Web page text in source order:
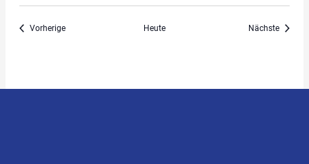
VorherigeVeranstaltungen Heute Nächste